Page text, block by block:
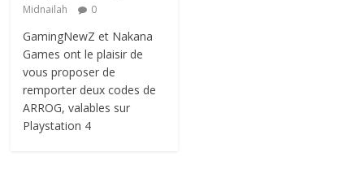
Midnailah
0
GamingNewZ et Nakana
Games ont le plaisir de
vous proposer de
remporter deux codes de
ARROG, valables sur
Playstation 4